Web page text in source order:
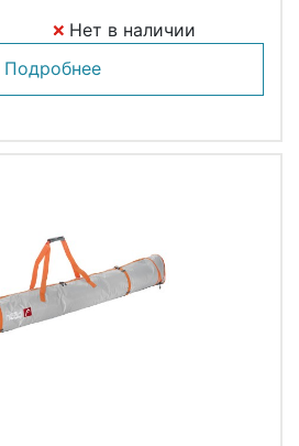
Нет в наличии
Подробнее